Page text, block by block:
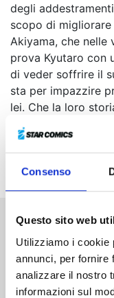
Consenso
Questo sito web
Utilizziamo i cookie
annunci, per fornire
analizzare il nostro
informazioni sul
degli
scopo di
Akiyama, che nelle
prova Kyutaro con
di veder soffrire il
sta per impazzire
lei. Che la loro
Altri